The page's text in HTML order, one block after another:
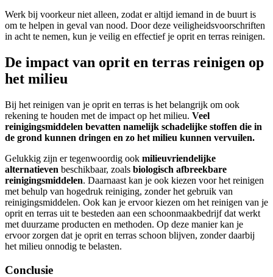
Werk bij voorkeur niet alleen, zodat er altijd iemand in de buurt is
om te helpen in geval van nood. Door deze veiligheidsvoorschriften
in acht te nemen, kun je veilig en effectief je oprit en terras reinigen.
De impact van oprit en terras reinigen op
het milieu
Bij het reinigen van je oprit en terras is het belangrijk om ook
rekening te houden met de impact op het milieu. Veel
reinigingsmiddelen bevatten namelijk schadelijke stoffen die in
de grond kunnen dringen en zo het milieu kunnen vervuilen.
Gelukkig zijn er tegenwoordig ook milieuvriendelijke
alternatieven beschikbaar, zoals biologisch afbreekbare
reinigingsmiddelen. Daarnaast kan je ook kiezen voor het reinigen
met behulp van hogedruk reiniging, zonder het gebruik van
reinigingsmiddelen. Ook kan je ervoor kiezen om het reinigen van je
oprit en terras uit te besteden aan een schoonmaakbedrijf dat werkt
met duurzame producten en methoden. Op deze manier kan je
ervoor zorgen dat je oprit en terras schoon blijven, zonder daarbij
het milieu onnodig te belasten.
Conclusie